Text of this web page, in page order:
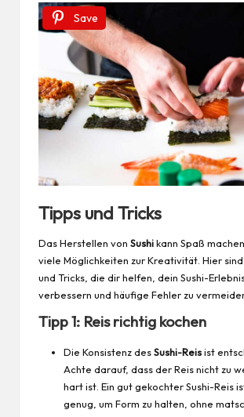
Save
Tipps und Tricks
Das Herstellen von Sushikann Spaß
viele Möglichkeiten zur Kreativität. Hier
und Tricks, die dir helfen, dein Sushi-
verbessern und häufige Fehler zu
Tipp 1: Reis richtig kochen
Die Konsistenz desSushi-Reisist
Achte darauf, dass der Reis nicht zu
hart ist. Ein gut gekochter Sushi-Reis
genug, um Form zu halten, ohne